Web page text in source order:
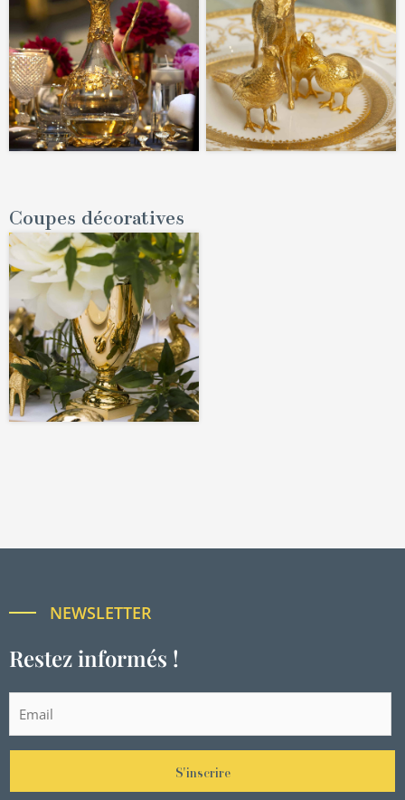
Coupes décoratives
NEWSLETTER
Restez informés !
S'inscrire